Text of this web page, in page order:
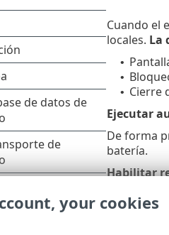
Cuando el
locales. La
•
•
• Cierre
Ejecutar
De forma
batería.
Habilitar
Para
programa
your cookies